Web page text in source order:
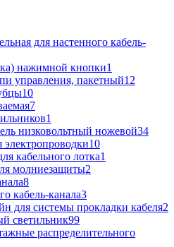
для настенного кабель-
нажимной кнопки1
управления, пакетный12
10
7
1
низковольтный ножевой34
электропроводки10
кабельного лотка1
молниезащиты2
8
кабель-канала3
для системы прокладки кабеля2
светильник99
распределительного